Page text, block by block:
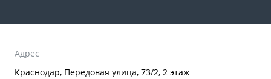
Адрес
Краснодар, Передовая улица, 73/2, 2 этаж